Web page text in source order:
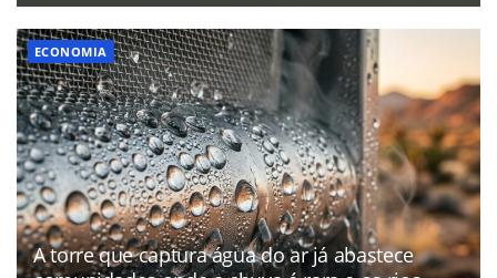
ECONOMIA
A torre que captura água do ar já abastece